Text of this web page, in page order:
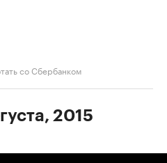
со Сбербанком
2015